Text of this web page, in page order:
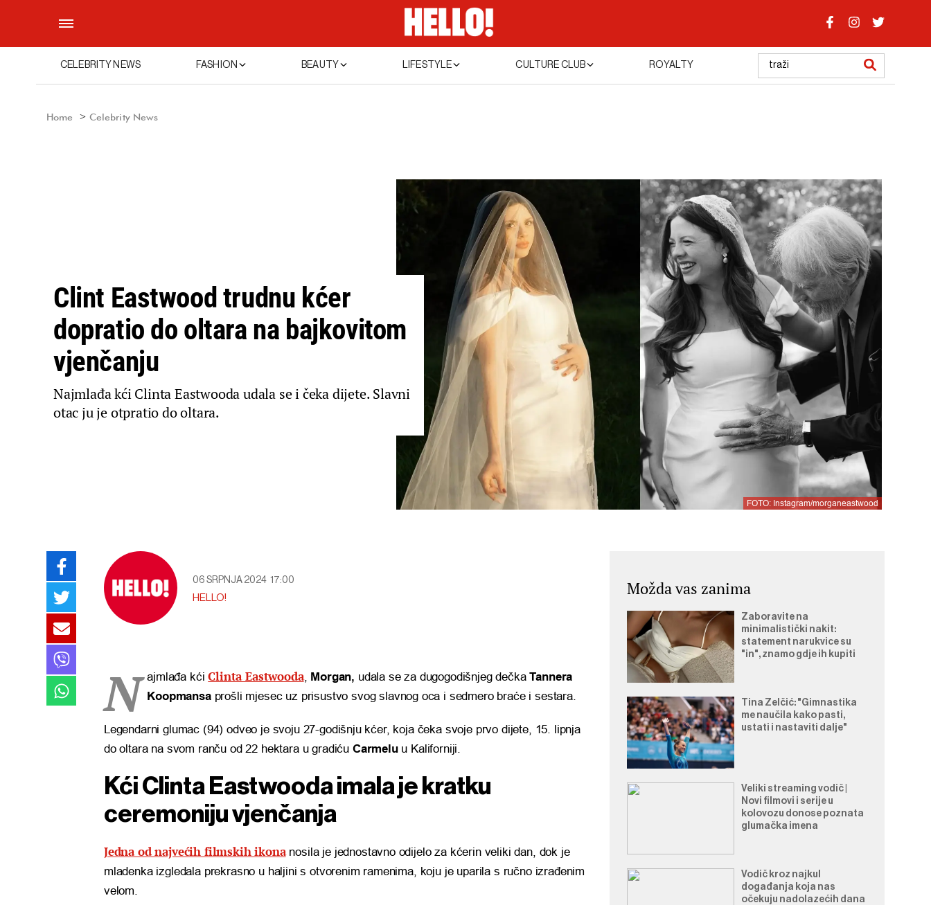
CELEBRITY NEWS FASHION BEAUTY LIFESTYLE CULTURE CLUB ROYALTY
Home Celebrity News
FOTO: Instagram/morganeastwood
Clint Eastwood trudnu kćer
dopratio do oltara na bajkovitom
vjenčanju
Najmlađa kći Clinta Eastwooda udala se i čeka dijete. Slavni
otac ju je otpratio do oltara.
06 SRPNJA 2024 17:00
HELLO!
N ajmlađa kćiClinta Eastwooda, Morgan, udala se za dugogodišnjeg dečkaTannera
Koopmansaprošli mjesec uz prisustvo svog slavnog oca i sedmero braće i sestara.
Legendarni glumac (94) odveo je svoju 27-godišnju kćer, koja čeka svoje prvo dijete, 15. lipnja
do oltara na svom ranču od 22 hektara u gradiću Carmeluu Kaliforniji.
Kći Clinta Eastwooda imala je kratku
ceremoniju vjenčanja
Jedna od najvećih filmskih ikonanosila je jednostavno odijelo za kćerin veliki dan, dok je
mladenka izgledala prekrasno u haljini s otvorenim ramenima, koju je uparila s ručno izrađenim
velom.
Možda vas zanima
Zaboravite na
minimalistički nakit:
statement narukvice su
"in", znamo gdje ih kupiti
Tina Zelčić: "Gimnastika
me naučila kako pasti,
ustati i nastaviti dalje"
Veliki streaming vodič |
Novi filmovi i serije u
kolovozu donose poznata
glumačka imena
Vodič kroz najkul
događanja koja nas
očekuju nadolazećih dana